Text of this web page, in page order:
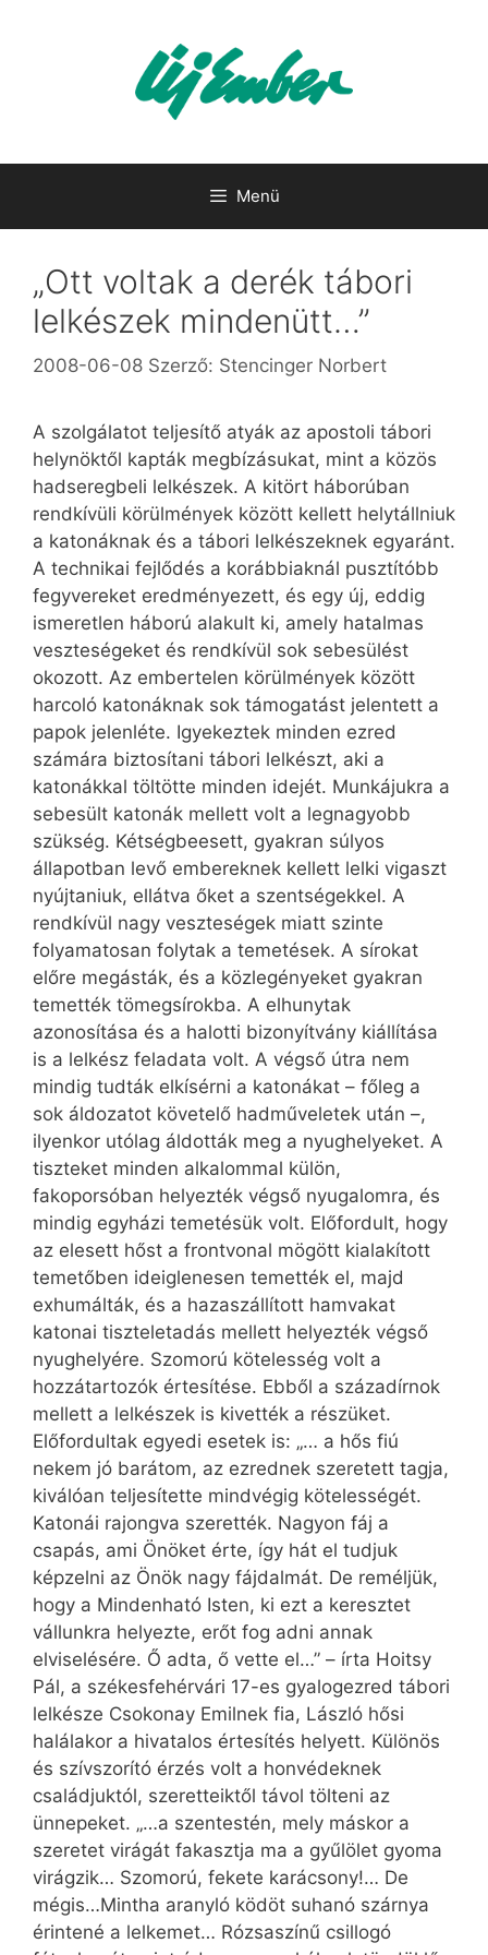
Menü
„Ott voltak a derék tábori
lelkészek mindenütt…”
2008-06-08 Szerző: Stencinger Norbert
A szolgálatot teljesítő atyák az apostoli tábori
helynöktől kapták megbízásukat, mint a közös
hadseregbeli lelkészek. A kitört háborúban
rendkívüli körülmények között kellett helytállniuk
a katonáknak és a tábori lelkészeknek egyaránt.
A technikai fejlődés a korábbiaknál pusztítóbb
fegyvereket eredményezett, és egy új, eddig
ismeretlen háború alakult ki, amely hatalmas
veszteségeket és rendkívül sok sebesülést
okozott. Az embertelen körülmények között
harcoló katonáknak sok támogatást jelentett a
papok jelenléte. Igyekeztek minden ezred
számára biztosítani tábori lelkészt, aki a
katonákkal töltötte minden idejét. Munkájukra a
sebesült katonák mellett volt a legnagyobb
szükség. Kétségbeesett, gyakran súlyos
állapotban levő embereknek kellett lelki vigaszt
nyújtaniuk, ellátva őket a szentségekkel. A
rendkívül nagy veszteségek miatt szinte
folyamatosan folytak a temetések. A sírokat
előre megásták, és a közlegényeket gyakran
temették tömegsírokba. A elhunytak
azonosítása és a halotti bizonyítvány kiállítása
is a lelkész feladata volt. A végső útra nem
mindig tudták elkísérni a katonákat – főleg a
sok áldozatot követelő hadműveletek után –,
ilyenkor utólag áldották meg a nyughelyeket. A
tiszteket minden alkalommal külön,
fakoporsóban helyezték végső nyugalomra, és
mindig egyházi temetésük volt. Előfordult, hogy
az elesett hőst a frontvonal mögött kialakított
temetőben ideiglenesen temették el, majd
exhumálták, és a hazaszállított hamvakat
katonai tiszteletadás mellett helyezték végső
nyughelyére. Szomorú kötelesség volt a
hozzátartozók értesítése. Ebből a századírnok
mellett a lelkészek is kivették a részüket.
Előfordultak egyedi esetek is: „… a hős fiú
nekem jó barátom, az ezrednek szeretett tagja,
kiválóan teljesítette mindvégig kötelességét.
Katonái rajongva szerették. Nagyon fáj a
csapás, ami Önöket érte, így hát el tudjuk
képzelni az Önök nagy fájdalmát. De reméljük,
hogy a Mindenható Isten, ki ezt a keresztet
vállunkra helyezte, erőt fog adni annak
elviselésére. Ő adta, ő vette el…” – írta Hoitsy
Pál, a székesfehérvári 17-es gyalogezred tábori
lelkésze Csokonay Emilnek fia, László hősi
halálakor a hivatalos értesítés helyett. Különös
és szívszorító érzés volt a honvédeknek
családjuktól, szeretteiktől távol tölteni az
ünnepeket. „…a szentestén, mely máskor a
szeretet virágát fakasztja ma a gyűlölet gyoma
virágzik… Szomorú, fekete karácsony!… De
mégis…Mintha aranyló ködöt suhanó szárnya
érintené a lelkemet… Rózsaszínű csillogó